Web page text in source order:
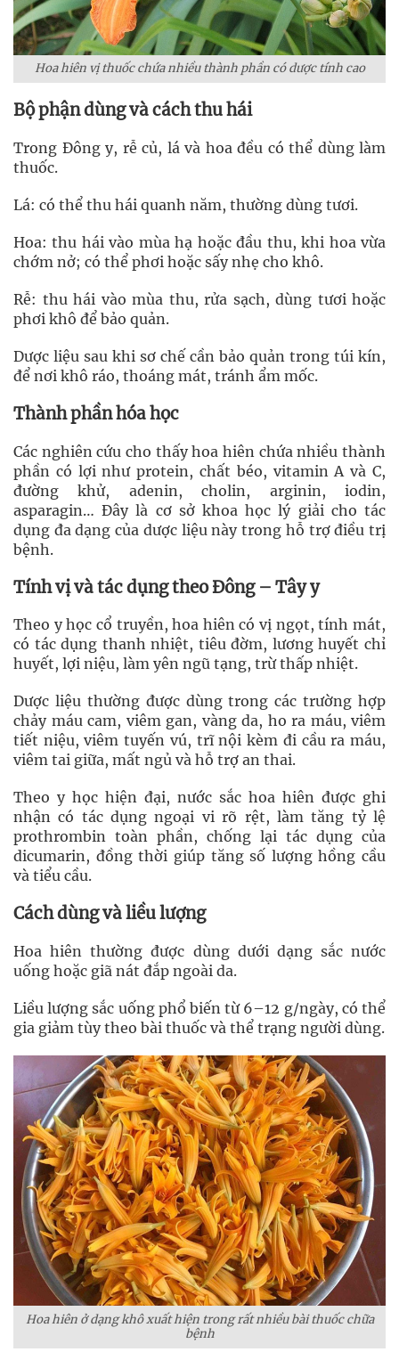
Hoa hiên vị thuốc chứa nhiều thành phần có dược tính cao
Bộ phận dùng và cách thu hái
Trong Đông y, rễ củ, lá và hoa đều có thể dùng làm
thuốc.
Lá: có thể thu hái quanh năm, thường dùng tươi.
Hoa: thu hái vào mùa hạ hoặc đầu thu, khi hoa vừa
chớm nở; có thể phơi hoặc sấy nhẹ cho khô.
Rễ: thu hái vào mùa thu, rửa sạch, dùng tươi hoặc
phơi khô để bảo quản.
Dược liệu sau khi sơ chế cần bảo quản trong túi kín,
để nơi khô ráo, thoáng mát, tránh ẩm mốc.
Thành phần hóa học
Các nghiên cứu cho thấy hoa hiên chứa nhiều thành
phần có lợi như protein, chất béo, vitamin A và C,
đường khử, adenin, cholin, arginin, iodin,
asparagin… Đây là cơ sở khoa học lý giải cho tác
dụng đa dạng của dược liệu này trong hỗ trợ điều trị
bệnh.
Tính vị và tác dụng theo Đông – Tây y
Theo y học cổ truyền, hoa hiên có vị ngọt, tính mát,
có tác dụng thanh nhiệt, tiêu đờm, lương huyết chỉ
huyết, lợi niệu, làm yên ngũ tạng, trừ thấp nhiệt.
Dược liệu thường được dùng trong các trường hợp
chảy máu cam, viêm gan, vàng da, ho ra máu, viêm
tiết niệu, viêm tuyến vú, trĩ nội kèm đi cầu ra máu,
viêm tai giữa, mất ngủ và hỗ trợ an thai.
Theo y học hiện đại, nước sắc hoa hiên được ghi
nhận có tác dụng ngoại vi rõ rệt, làm tăng tỷ lệ
prothrombin toàn phần, chống lại tác dụng của
dicumarin, đồng thời giúp tăng số lượng hồng cầu
và tiểu cầu.
Cách dùng và liều lượng
Hoa hiên thường được dùng dưới dạng sắc nước
uống hoặc giã nát đắp ngoài da.
Liều lượng sắc uống phổ biến từ 6–12 g/ngày, có thể
gia giảm tùy theo bài thuốc và thể trạng người dùng.
Hoa hiên ở dạng khô xuất hiện trong rất nhiều bài thuốc chữa
bệnh